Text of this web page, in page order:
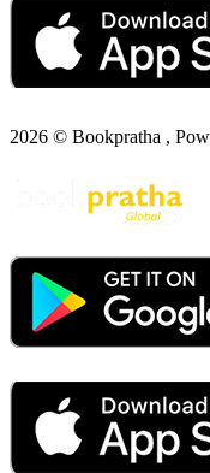
2026 © Bookpratha ,